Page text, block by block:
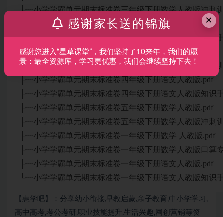
├┈小学学霸单元期末标准卷三年级下册数学人教版冲刺
├┈小学学霸单元期末标准卷三年级下册语文人教版.pdf
├┈小学学霸单元期末标准卷三年级下册语文人教版知识
├┈小学学霸单元期末标准卷四年级下册数学人教版.pdf
├┈小学学霸单元期末标准卷四年级下册数学人教版冲刺
├┈小学学霸单元期末标准卷四年级下册语文人教版.pdf
├┈小学学霸单元期末标准卷四年级下册语文人教版知识
├┈小学学霸单元期末标准卷五年级下册数学人教版.pdf
├┈小学学霸单元期末标准卷五年级下册数学人教版冲刺
├┈小学学霸单元期末标准卷一年级下册数学 人教版.pdf
├┈小学学霸单元期末标准卷一年级下册数学人教版口算
├┈小学学霸单元期末标准卷一年级下册语文人教版.pdf
└┈小学学霸单元期末标准卷一年级下册语文人教版知识
【惠学吧】：分享幼小衔接,早教启蒙,亲子教育,中小学学习,
高中高考,考公考研,职业技能提升,生活兴趣,网创营销等资
×
感谢家长送的锦旗
感谢您进入“星草课堂”，我们坚持了10来年，我们的愿
景：最全资源库，学习更优惠，我们会继续坚持下去！